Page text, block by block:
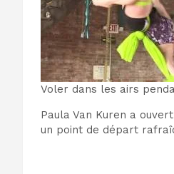
Voler dans les airs
Paula Van Kuren a ouvert
un point de départ